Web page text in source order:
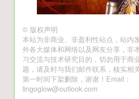
© 版权声明
本站为非商业、非盈利性站点，站内
外各大媒体和网络以及网友分享，非
习交流与技术研究目的，切勿用于商
题，请及时与我们邮件联系，核实相
第一时间下架删除，谢谢！Email：
lingoglow@outlook.com